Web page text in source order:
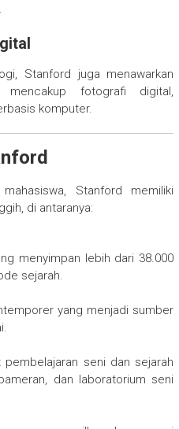
Stanford juga menawarkan
fotografi digital,
komputer.
Stanford memiliki
di antaranya:
menyimpan lebih dari 38.000
sejarah.
yang menjadi sumber
seni dan sejarah
dan laboratorium seni